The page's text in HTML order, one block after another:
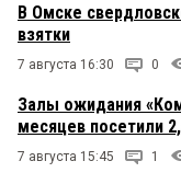
В Омске
взятки
7 августа 16:30 0
Залы ожидания
месяцев посетили
7 августа 15:45 1